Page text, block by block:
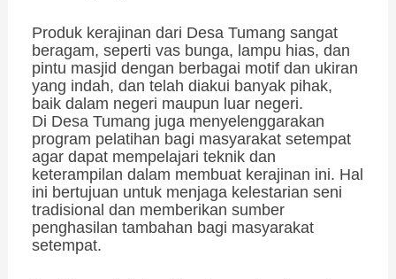
Produk kerajinan dari Desa Tumang sangat
beragam, seperti vas bunga, lampu hias, dan
pintu masjid dengan berbagai motif dan ukiran
yang indah, dan telah diakui banyak pihak,
baik dalam negeri maupun luar negeri.
Di Desa Tumang juga menyelenggarakan
program pelatihan bagi masyarakat setempat
agar dapat mempelajari teknik dan
keterampilan dalam membuat kerajinan ini. Hal
ini bertujuan untuk menjaga kelestarian seni
tradisional dan memberikan sumber
penghasilan tambahan bagi masyarakat
setempat.